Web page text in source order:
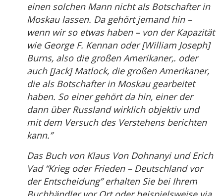
einen solchen Mann nicht als Botschafter in
Moskau lassen. Da gehört jemand hin –
wenn wir so etwas haben – von der Kapazität
wie George F. Kennan oder [William Joseph]
Burns, also die großen Amerikaner,. oder
auch [Jack] Matlock, die großen Amerikaner,
die als Botschafter in Moskau gearbeitet
haben. So einer gehört da hin, einer der
dann über Russland wirklich objektiv und
mit dem Versuch des Verstehens berichten
kann.”
Das Buch von Klaus Von Dohnanyi und Erich
Vad “Krieg oder Frieden – Deutschland vor
der Entscheidung” erhalten Sie bei Ihrem